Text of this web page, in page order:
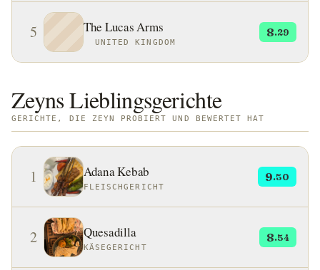
5 The Lucas Arms
UNITED KINGDOM
8.29
Zeyns Lieblingsgerichte
GERICHTE, DIE ZEYN PROBIERT UND BEWERTET HAT
1 Adana Kebab
FLEISCHGERICHT
9.50
2 Quesadilla
KÄSEGERICHT
8.54